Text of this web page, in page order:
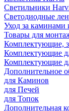
Светильники
Светодиодные
Уход за
Товары для
Комплектующие,
Комплектующие
Комплектующие
Дополнительное
для Каминов
для Печей
для Топок
Дополнительная